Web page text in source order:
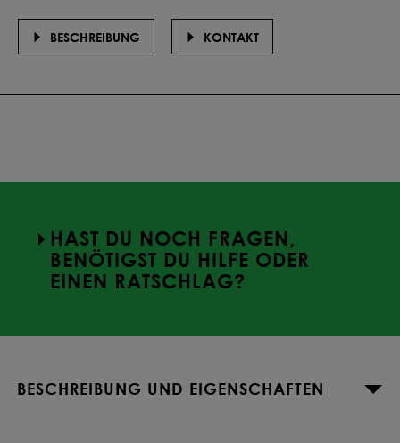
BESCHREIBUNG KONTAKT
HAST DU NOCH FRAGEN,
BENÖTIGST DU HILFE ODER
EINEN RATSCHLAG?
BESCHREIBUNG UND EIGENSCHAFTEN